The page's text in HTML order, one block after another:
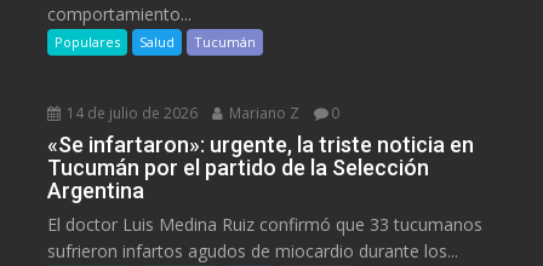
comportamiento...
Populares Salud Tucumán
14 de julio de 2026 Mariano Z 0
«Se infartaron»: urgente, la triste noticia en
Tucumán por el partido de la Selección
Argentina
El doctor Luis Medina Ruiz confirmó que 33 tucumanos
sufrieron infartos agudos de miocardio durante los...